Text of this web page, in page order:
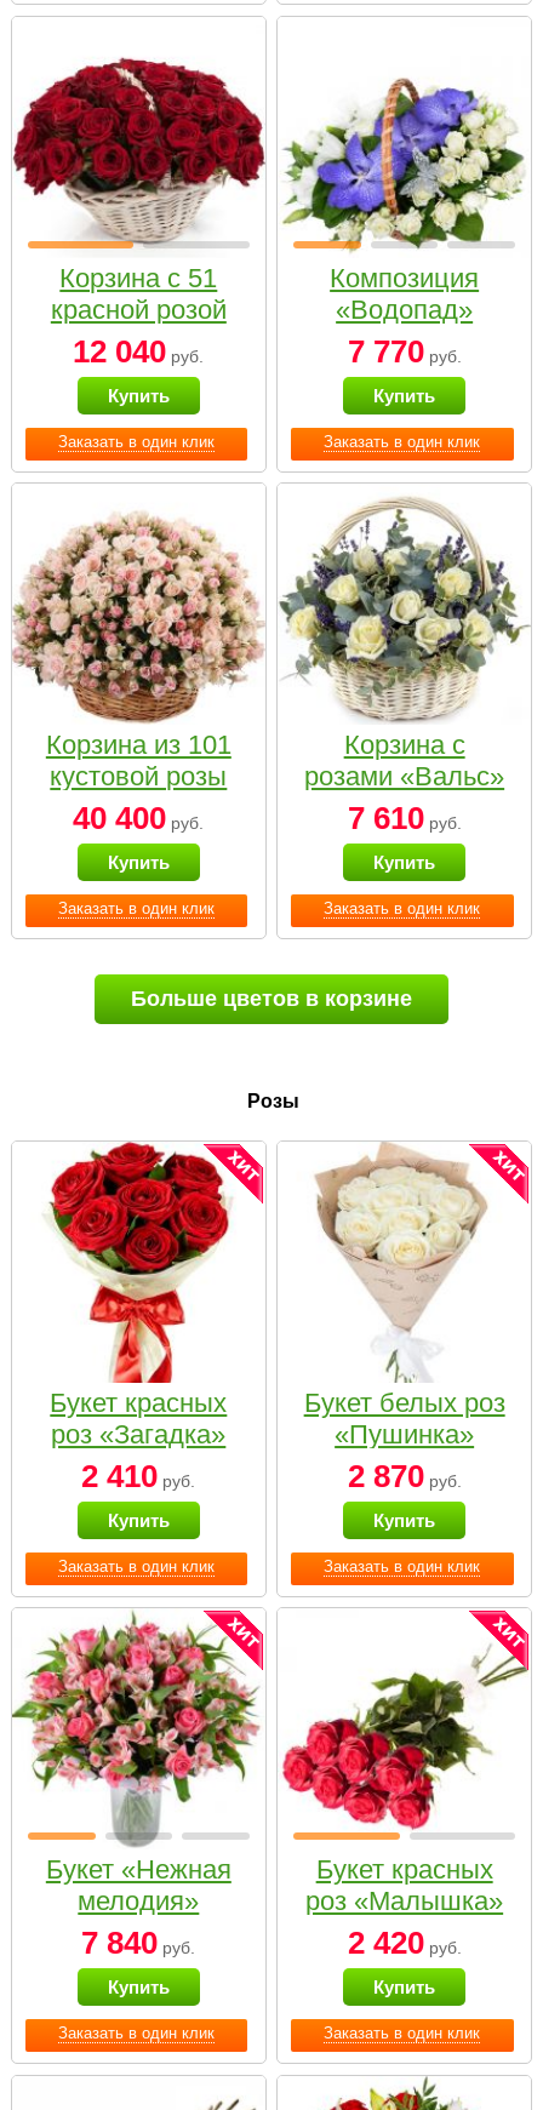
Заказать в один клик
Корзина с 51
красной розой
12 040 руб.
Купить
Заказать в один клик
Композиция
«Водопад»
7 770руб.
Купить
Заказать в один клик
Корзина из 101
кустовой розы
нежных тонов
40 400 руб.
Купить
Заказать в один клик
Корзина с
розами «Вальс»
7 610руб.
Купить
Больше цветов в корзине
Розы
Заказать в один клик
Букет красных
роз «Загадка»
2 410 руб.
Купить
Заказать в один клик
Букет белых роз
«Пушинка»
2 870руб.
Купить
Заказать в один клик
Букет «Нежная
мелодия»
7 840 руб.
Купить
Заказать в один клик
Букет красных
роз «Малышка»
2 420руб.
Купить